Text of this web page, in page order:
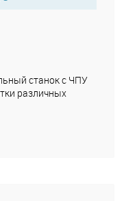
станок с ЧПУ
различных